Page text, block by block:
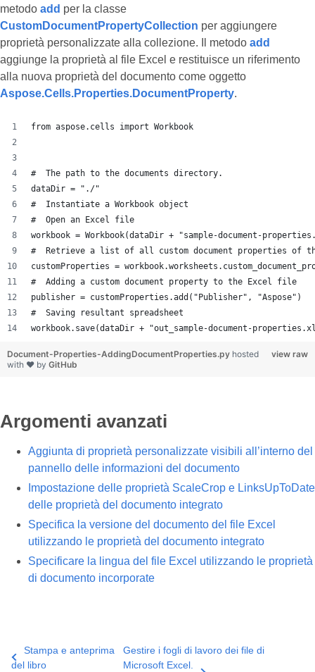
metodo add per la classe
CustomDocumentPropertyCollection per aggiungere
proprietà personalizzate alla collezione. Il metodo add
aggiunge la proprietà al file Excel e restituisce un riferimento
alla nuova proprietà del documento come oggetto
Aspose.Cells.Properties.DocumentProperty.
from aspose.cells import Workbook
#  The path to the documents directory.
dataDir = "./"
#  Instantiate a Workbook object
#  Open an Excel file
workbook = Workbook(dataDir + "sample-document-
#  Retrieve a list of all custom document properties of
customProperties =
#  Adding a custom document property to the Excel file
publisher = customProperties.add("Publisher", "Aspose")
#  Saving resultant spreadsheet
workbook.save(dataDir + "out_sample-document-
view raw
Document-Properties-AddingDocumentProperties.py hosted
with ❤ by GitHub
Argomenti avanzati
Aggiunta di proprietà personalizzate visibili all’interno del
pannello delle informazioni del documento
Impostazione delle proprietà ScaleCrop e LinksUpToDate
delle proprietà del documento integrato
Specifica la versione del documento del file Excel
utilizzando le proprietà del documento integrato
Specificare la lingua del file Excel utilizzando le proprietà
di documento incorporate
Stampa e anteprima
del libro
Gestire i fogli di lavoro dei file di
Microsoft Excel.